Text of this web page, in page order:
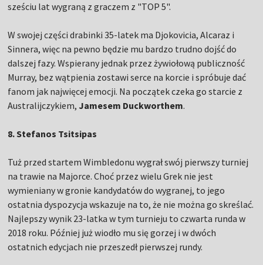
sześciu lat wygraną z graczem z "TOP 5".
W swojej części drabinki 35-latek ma Djokovicia, Alcaraz i
Sinnera, więc na pewno będzie mu bardzo trudno dojść do
dalszej fazy. Wspierany jednak przez żywiołową publiczność
Murray, bez wątpienia zostawi serce na korcie i spróbuje dać
fanom jak najwięcej emocji. Na początek czeka go starcie z
Australijczykiem, Jamesem Duckworthem.
8. Stefanos Tsitsipas
Tuż przed startem Wimbledonu wygrał swój pierwszy turniej
na trawie na Majorce. Choć przez wielu Grek nie jest
wymieniany w gronie kandydatów do wygranej, to jego
ostatnia dyspozycja wskazuje na to, że nie można go skreślać.
Najlepszy wynik 23-latka w tym turnieju to czwarta runda w
2018 roku. Później już wiodło mu się gorzej i w dwóch
ostatnich edycjach nie przeszedł pierwszej rundy.